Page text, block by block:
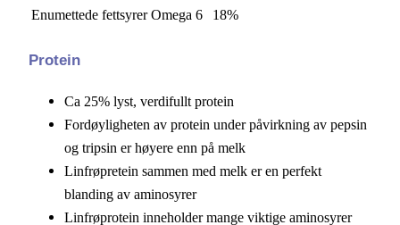
Enumettede fettsyrer Omega 6
18%
Protein
Ca 25% lyst, verdifullt protein
Fordøyligheten av protein under påvirkning av pepsin
og tripsin er høyere enn på melk
Linfrøpretein sammen med melk er en perfekt
blanding av aminosyrer
Linfrøprotein inneholder mange viktige aminosyrer